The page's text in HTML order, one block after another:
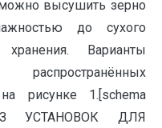
высушить зерно
до сухого
Варианты
рисунке 1.[schema
УСТАНОВОК ДЛЯ